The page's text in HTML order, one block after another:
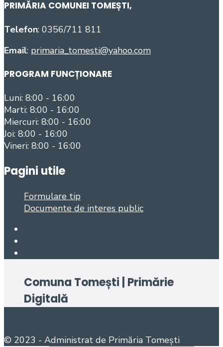
PRIMĂRIA COMUNEI TOMEȘTI,
Telefon: 0356/711 811
Email: primaria_tomesti@yahoo.com
PROGRAM FUNCȚIONARE
Luni: 8:00 - 16:00
Marti: 8:00 - 16:00
Miercuri: 8:00 - 16:00
Joi: 8:00 - 16:00
Vineri: 8:00 - 16:00
Pagini utile
Formulare tip
Documente de interes public
Comuna Tomești | Primărie
Digitală
© 2023 - Administrat de Primăria Tomești